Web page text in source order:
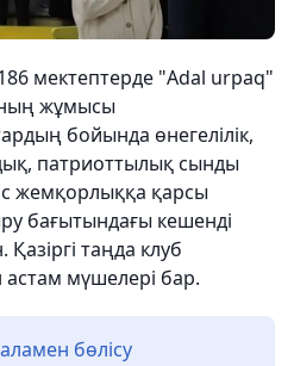
мектептерде "Adal urpaq"
жұмысы
бойында өнегелілік,
патриоттылық сынды
жемқорлыққа қарсы
бағытындағы кешенді
таңда клуб
мүшелері бар.
бөлісу